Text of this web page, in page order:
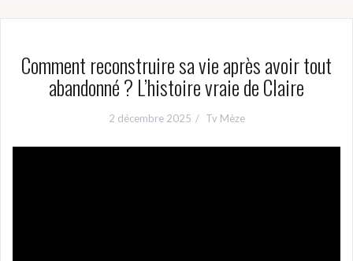
Comment reconstruire sa vie après avoir tout
abandonné ? L’histoire vraie de Claire
2 décembre 2025 Tv Mèze